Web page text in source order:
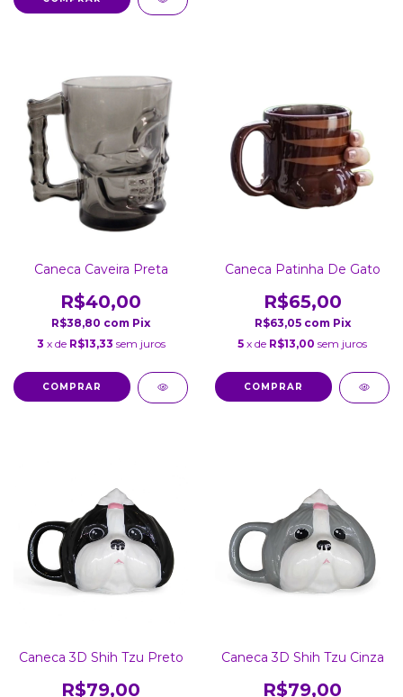
Caneca Caveira Preta
R$40,00
R$38,80 com Pix
3 x de R$13,33 sem juros
Caneca Patinha De Gato
R$65,00
R$63,05 com Pix
5 x de R$13,00 sem juros
Caneca 3D Shih Tzu Preto
R$79,00
Caneca 3D Shih Tzu Cinza
R$79,00